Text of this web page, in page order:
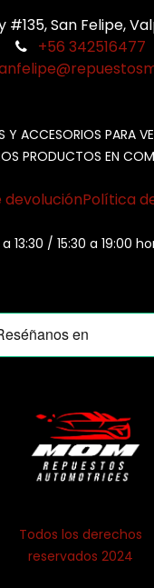
#135, San Felipe,
+56 342516477
Y ACCESORIOS PARA
PRODUCTOS EN
devoluciónPolítica
/ 15:30 a 19:00
Todos los derechos
reservados 2024